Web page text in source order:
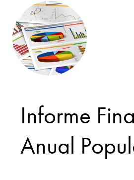
Informe
Anual